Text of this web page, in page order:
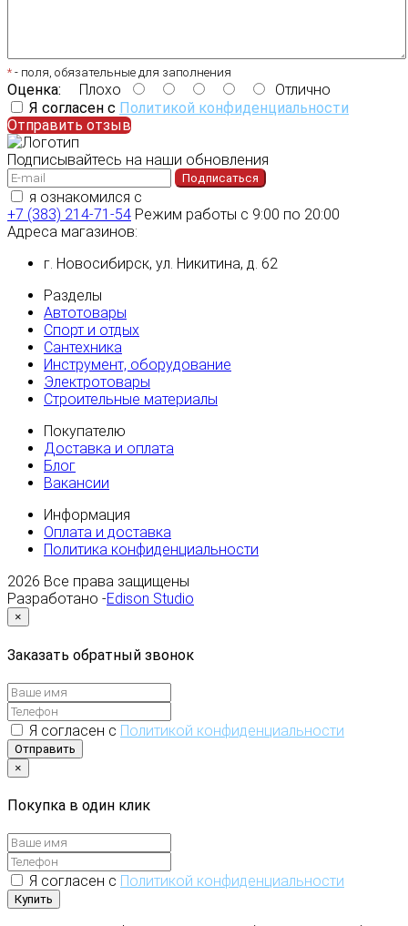
* - поля, обязательные для заполнения
Оценка: Плохо
Отлично
Я согласен с Политикой конфиденциальности
Отправить отзыв
Подписывайтесь на наши обновления
Подписаться
я ознакомился с
+7 (383) 214-71-54 Режим работы с 9:00 по 20:00
Адреса магазинов:
г. Новосибирск, ул. Никитина, д. 62
Разделы
Автотовары
Спорт и отдых
Сантехника
Инструмент, оборудование
Электротовары
Строительные материалы
Покупателю
Доставка и оплата
Блог
Вакансии
Информация
Оплата и доставка
Политика конфиденциальности
2026 Все права защищены
Разработано -Edison Studio
×
Заказать обратный звонок
Я согласен с Политикой конфиденциальности
Отправить
×
Покупка в один клик
Я согласен с Политикой конфиденциальности
Купить